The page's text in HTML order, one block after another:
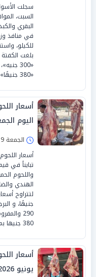
سجلت
البقري
«380 جنيهًا».
أسعار
اليوم الجمعة 19-
الجمعة 19/يونيو/2026 - 08:30 ص
أسعار
تبايناً في
واللحوم
380 جنيها بمنافذ وزارة الزراعة».
يونيو 2026